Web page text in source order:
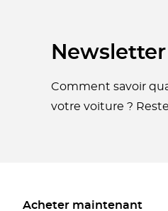
Newsletter
Comment savoir
votre voiture ?
Acheter maintenant